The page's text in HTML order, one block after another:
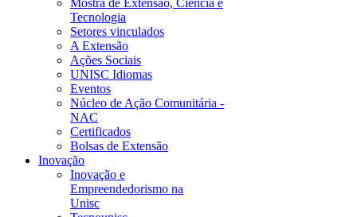
Mostra de Extensão, Ciência e
Tecnologia
Setores vinculados
A Extensão
Ações Sociais
UNISC Idiomas
Eventos
Núcleo de Ação Comunitária -
NAC
Certificados
Bolsas de Extensão
Inovação
Inovação e
Empreendedorismo na
Unisc